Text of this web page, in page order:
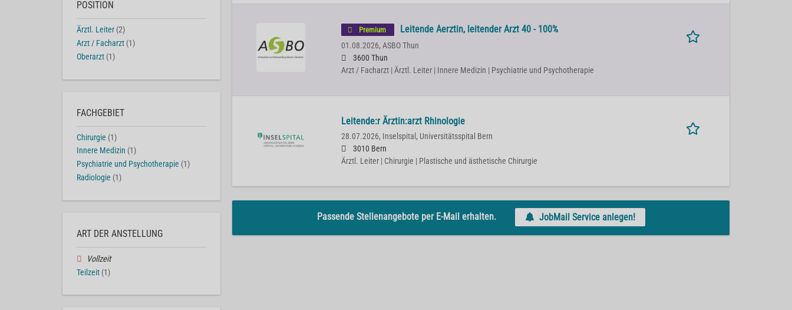
Premium Leitende Aerztin, leitender Arzt 40 - 100%
01.08.2026, ASBO Thun
3600 Thun
Arzt / Facharzt | Ärztl. Leiter | Innere Medizin | Psychiatrie und Psychotherapie
Leitende:r Ärztin:arzt Rhinologie
28.07.2026, Inselspital, Universitätsspital Bern
3010 Bern
Ärztl. Leiter | Chirurgie | Plastische und ästhetische Chirurgie
Passende Stellenangebote per E-Mail erhalten. JobMail Service anlegen!
POSITION
Ärztl. Leiter (2)
Arzt / Facharzt (1)
Oberarzt (1)
FACHGEBIET
Chirurgie (1)
Innere Medizin (1)
Psychiatrie und Psychotherapie (1)
Radiologie (1)
ART DER ANSTELLUNG
Vollzeit
Teilzeit (1)